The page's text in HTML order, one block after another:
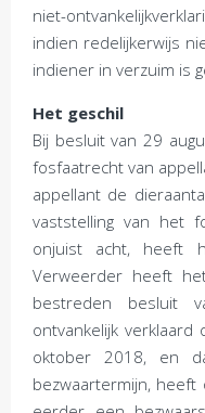
niet-
indien redelijkerwijs
indiener in verzuim is
Het geschil
Bij besluit van 29
fosfaatrecht van
appellant de
vaststelling van het
onjuist acht, heeft
Verweerder heeft
bestreden besluit
ontvankelijk
oktober 2018, en
bezwaartermijn,